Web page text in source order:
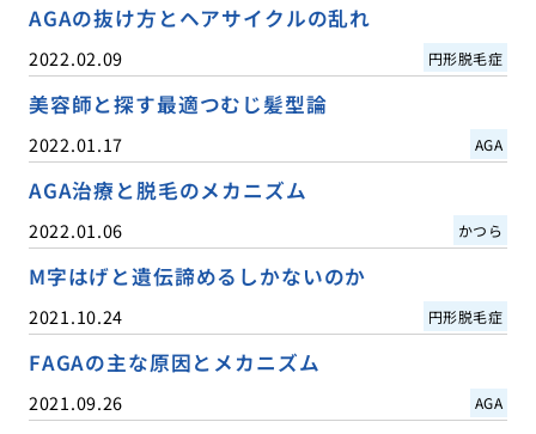
AGAの抜け方とヘアサイクルの乱れ
2022.02.09 円形脱毛症
美容師と探す最適つむじ髪型論
2022.01.17 AGA
AGA治療と脱毛のメカニズム
2022.01.06 かつら
M字はげと遺伝諦めるしかないのか
2021.10.24 円形脱毛症
FAGAの主な原因とメカニズム
2021.09.26 AGA